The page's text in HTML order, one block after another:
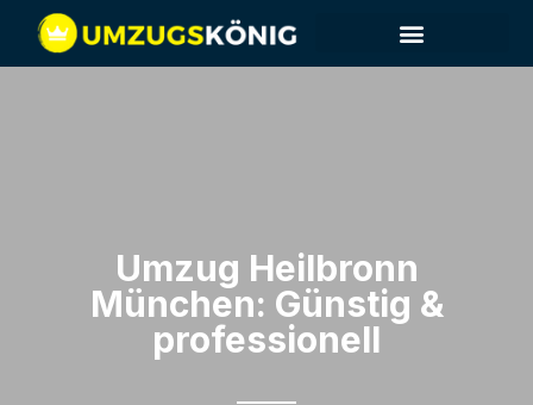
Umzug Heilbronn​
München: Günstig &
professionell​